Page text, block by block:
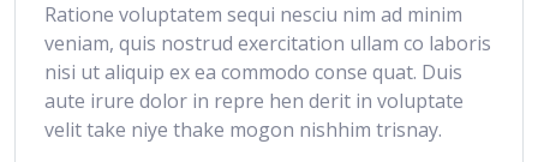
Ratione voluptatem sequi nesciu nim ad minim
veniam, quis nostrud exercitation ullam co laboris
nisi ut aliquip ex ea commodo conse quat. Duis
aute irure dolor in repre hen derit in voluptate
velit take niye thake mogon nishhim trisnay.